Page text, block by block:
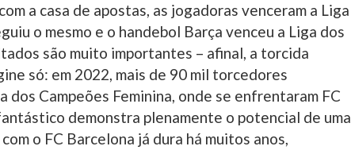
a casa de apostas, as jogadoras venceram a Liga
o mesmo e o handebol Barça venceu a Liga dos
são muito importantes – afinal, a torcida
só: em 2022, mais de 90 mil torcedores
dos Campeões Feminina, onde se enfrentaram FC
demonstra plenamente o potencial de uma
o FC Barcelona já dura há muitos anos,